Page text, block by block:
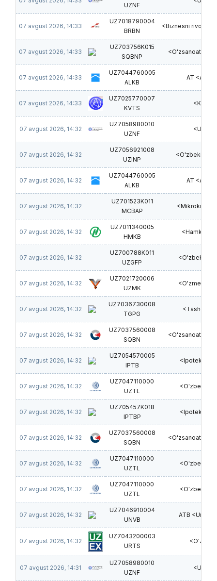
UZNF
07 avgust 2026, 14:33
UZ7018790004
BRBN
<Biznesni
07 avgust 2026, 14:33
UZ703756K015
SQBNP
07 avgust 2026, 14:33
UZ7044760005
ALKB
AT
07 avgust 2026, 14:33
UZ7025770007
KVTS
07 avgust 2026, 14:32
UZ7058980010
UZNF
07 avgust 2026, 14:32
UZ7056921008
UZINP
07 avgust 2026, 14:32
UZ7044760005
ALKB
AT
07 avgust 2026, 14:32
UZ701523K011
MCBAP
07 avgust 2026, 14:32
UZ7011340005
HMKB
07 avgust 2026, 14:32
UZ700788K011
UZGFP
07 avgust 2026, 14:32
UZ7021720006
UZMK
07 avgust 2026, 14:32
UZ7036730008
TGPG
07 avgust 2026, 14:32
UZ7037560008
SQBN
07 avgust 2026, 14:32
UZ7054570005
IPTB
<Ipoteka-
07 avgust 2026, 14:32
UZ7047110000
UZTL
07 avgust 2026, 14:32
UZ705457K018
IPTBP
<Ipoteka-
07 avgust 2026, 14:32
UZ7037560008
SQBN
07 avgust 2026, 14:32
UZ7047110000
UZTL
07 avgust 2026, 14:32
UZ7047110000
UZTL
07 avgust 2026, 14:32
UZ7046910004
UNVB
ATB
07 avgust 2026, 14:32
UZ7043200003
URTS
07 avgust 2026, 14:31
UZ7058980010
UZNF